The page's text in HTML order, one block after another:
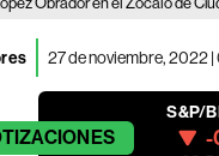
27 de noviembre, 2022 |
S&P/
-